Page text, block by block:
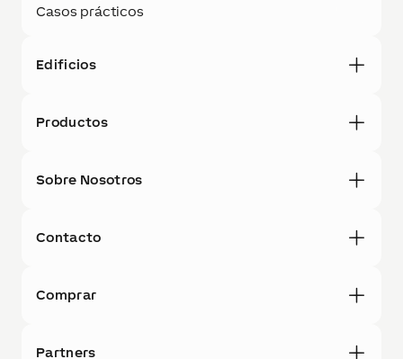
Casos prácticos
Edificios
Productos
Sobre Nosotros
Contacto
Comprar
Partners